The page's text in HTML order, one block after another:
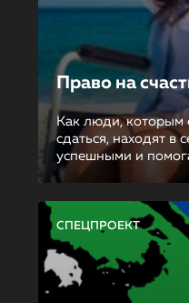
Право на
Как люди, которым
сдаться, находят в
успешными и
СПЕЦПРОЕКТ